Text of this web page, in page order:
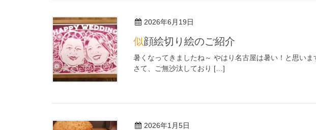
2026年6月19日
似顔絵切り絵のご紹介
暑くなってきましたね～ やはり名古屋は暑い！と思い
さて、ご無沙汰しており […]
2026年1月5日